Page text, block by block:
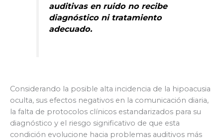
auditivas en ruido no recibe
diagnóstico ni tratamiento
adecuado.
Considerando la posible alta incidencia de la hipoacusia
oculta, sus efectos negativos en la comunicación diaria,
la falta de protocolos clínicos estandarizados para su
diagnóstico y el riesgo significativo de que esta
condición evolucione hacia problemas auditivos más